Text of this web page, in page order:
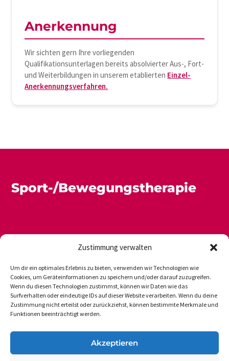
Zustimmung verwalten
Um dir ein optimales Erlebnis zu bieten, verwenden wir Technologien wie
Cookies, um Geräteinformationen zu speichern und/oder darauf zuzugreifen.
Wenn du diesen Technologien zustimmst, können wir Daten wie das
Surfverhalten oder eindeutige IDs auf dieser Website verarbeiten. Wenn du deine
Zustimmung nicht erteilst oder zurückziehst, können bestimmte Merkmale und
Funktionen beeinträchtigt werden.
Akzeptieren
Anerkennung
Wir sichten gern Ihre vorliegenden
Qualifikationsunterlagen bereits absolvierter Aus-, Fort-
und Weiterbildungen in unserem etablierten Einzel-
Anerkennungsverfahren.
Sport-/Bewegungstherapie
DVGS E.V.-GESCHÄFTSSTELLE
Newsletter Datenschutz Impressum